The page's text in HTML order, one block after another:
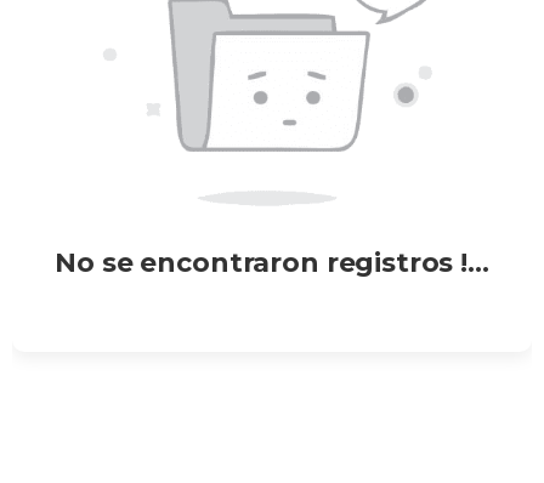
No se encontraron registros !...